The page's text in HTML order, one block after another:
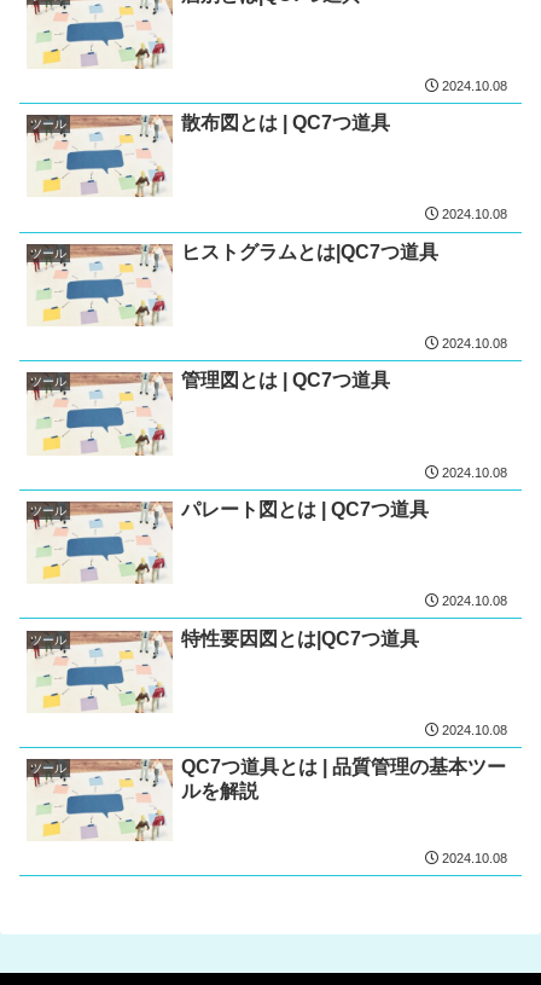
2024.10.08
ツール 散布図とは | QC7つ道具
2024.10.08
ツール ヒストグラムとは|QC7つ道具
2024.10.08
ツール 管理図とは | QC7つ道具
2024.10.08
ツール パレート図とは | QC7つ道具
2024.10.08
ツール 特性要因図とは|QC7つ道具
2024.10.08
ツール
QC7つ道具とは | 品質管理の基本ツー
ルを解説
2024.10.08